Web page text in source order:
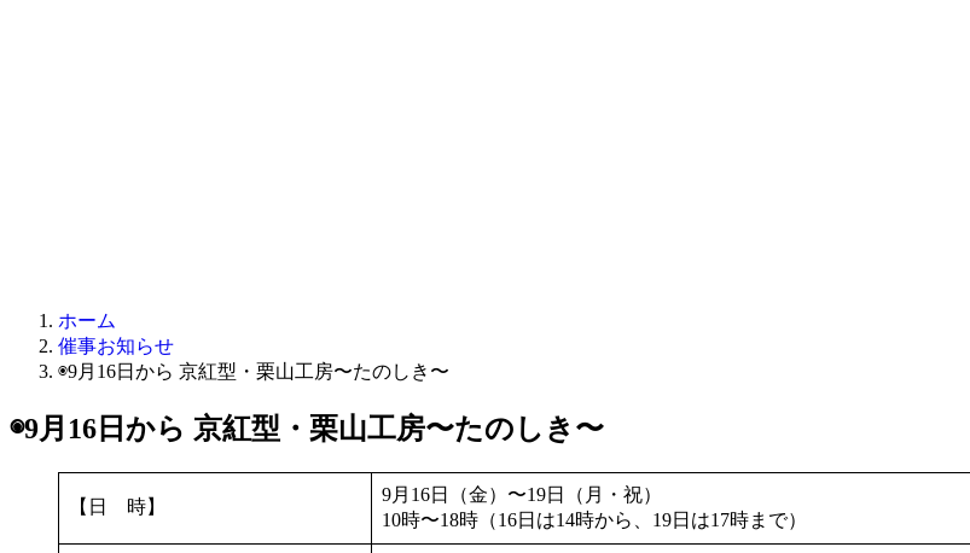
ホーム
催事お知らせ
◉9月16日から 京紅型・栗山工房〜たのしき〜
◉9月16日から 京紅型・栗山工房〜たのしき〜
【日 時】
9月16日（金）〜19日（月・祝）
10時〜18時（16日は14時から、19日は17時まで）